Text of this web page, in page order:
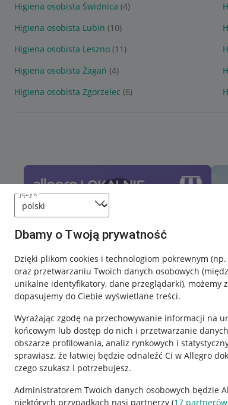
język
Dbamy o Twoją prywatność
Dzięki plikom cookies i technologiom pokrewnym (np.
oraz przetwarzaniu Twoich danych osobowych
unikalne identyfikatory, dane przeglądarki), możemy
dopasujemy do Ciebie wyświetlane treści.
Wyrażając zgodę na przechowywanie informacji na
końcowym lub dostęp do nich i przetwarzanie
obszarze profilowania, analiz rynkowych i
sprawiasz, że łatwiej będzie odnaleźć Ci w Allegro
czego szukasz i potrzebujesz.
Administratorem Twoich danych osobowych będzie
niektórych przypadkach nasi partnerzy (17 partnerów
Higiena osobista Świdnica (4)
Higiena osobista Lubin (10)
Higiena osobista Leszno (11)
Higiena osobista Żagań (4)
Higiena osobista Zgorzelec (6)
Przydatne informacje